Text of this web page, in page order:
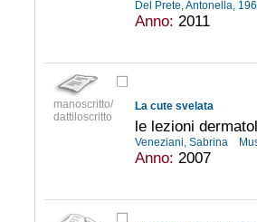
Del Prete, Antonella,
Anno: 2011
manoscritto/
dattiloscritto
La cute svelata
le lezioni
Veneziani, Sabrina
Anno: 2007